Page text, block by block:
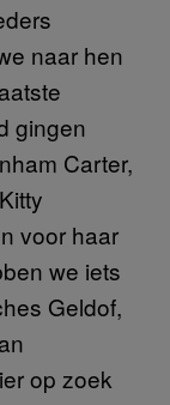
naar hen
gingen
Carter,
voor haar
we iets
Geldof,
op zoek